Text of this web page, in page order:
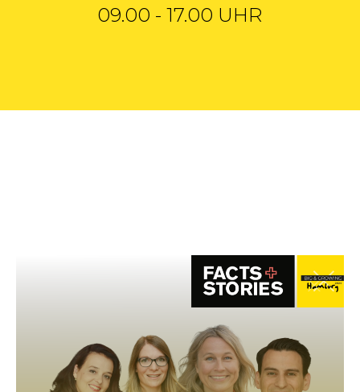
09.00 - 17.00 UHR